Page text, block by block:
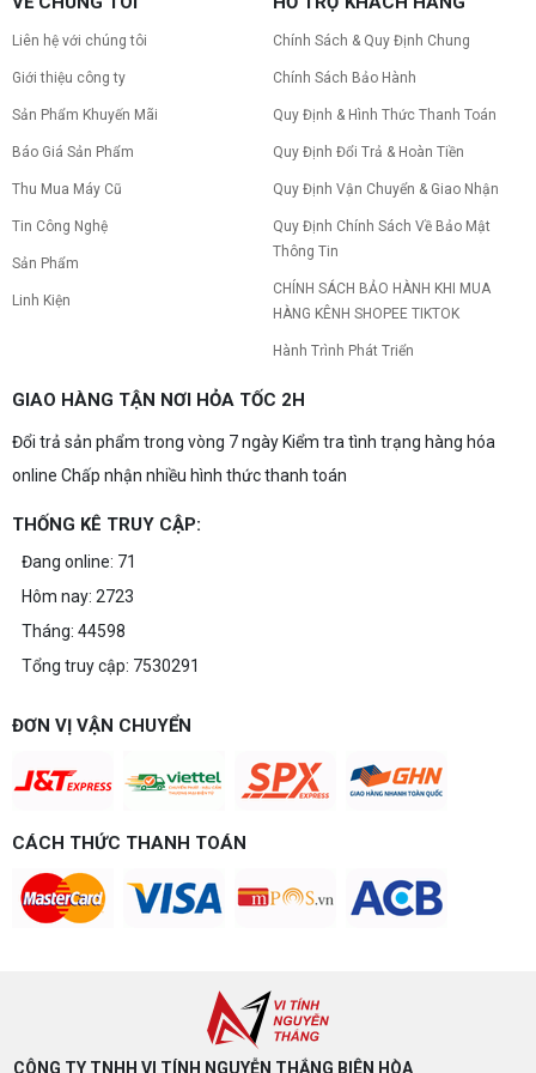
ra mắt: Nhanh, Mạnh, Giá tốt
CPU AMD Ryzen 7 7700X3D chính thức ra mắt
với công nghệ 3D V-Cache đỉnh cao, mang lại
hiệu năng chơi game vượt trội. Khám phá chi tiết
10 Nguyên nhân khiến PC gaming bị tụt
FPS thường gặp
10 nguyên nhân khiến máy tụt FPS khi chơi game
Nguyễn Thắng.
NVIDIA Hoãn Ra Mắt Dòng RTX 50
SUPER: Card Đã Tới Tay Đối Tác Nhưng
"Mắc Kẹt" Vì Giá RAM GDDR7 3GB
NVIDIA đột ngột tạm hoãn ra mắt dòng card đồ
bến nhà máy của các đối tác. Nguyên nhân chính
nhớ GDDR7 3GB, khi chi phí cao gấp 3 lần so với
phiên bản 2GB tiêu chuẩn. Cùng khám phá chi tiết
NVIDIA và lời khuyên mua sắm dành cho game
Build PC gaming 30 triệu: Cấu hình
Bạn đang tìm cấu hình build PC gaming 30 triệu
chơi game cấu hình đỉnh cao, đáng xuống tiền.
Build PC gaming 20 triệu: Chiến game,
Build PC gaming 15 triệu chơi được
theo đúng ngân sách.
Build PC Gaming theo ngân sách từ 10
Build PC gaming theo ngân sách từ 10-40 triệu:
Intel/AMD và tránh sai tương thích. Tư vấn miễn
phí tại Vi tính Nguyễn Thắng.
PLUS – NHẬN VOUCHER ĐẾN 800K
Liên hệ với chúng tôi
Giới thiệu công ty
Sản Phẩm Khuyến Mãi
Báo Giá Sản Phẩm
Thu Mua Máy Cũ
Tin Công Nghệ
Sản Phẩm
Linh Kiện
Chính Sách & Quy Định Chung
Chính Sách Bảo Hành
Quy Định & Hình Thức Thanh Toán
Quy Định Đổi Trả & Hoàn Tiền
Quy Định Vận Chuyển & Giao Nhận
Quy Định Chính Sách Về Bảo Mật
Thông Tin
CHÍNH SÁCH BẢO HÀNH KHI MUA
HÀNG KÊNH SHOPEE TIKTOK
Hành Trình Phát Triển
GIAO HÀNG TẬN NƠI HỎA TỐC 2H
Đổi trả sản phẩm trong vòng 7 ngày Kiểm tra tình trạng hàng hóa
online Chấp nhận nhiều hình thức thanh toán
THỐNG KÊ TRUY CẬP:
Đang online: 71
Hôm nay: 2723
Tháng: 44598
Tổng truy cập: 7530291
ĐƠN VỊ VẬN CHUYỂN
CÁCH THỨC THANH TOÁN
CÔNG TY TNHH VI TÍNH NGUYỄN THẮNG BIÊN HÒA​